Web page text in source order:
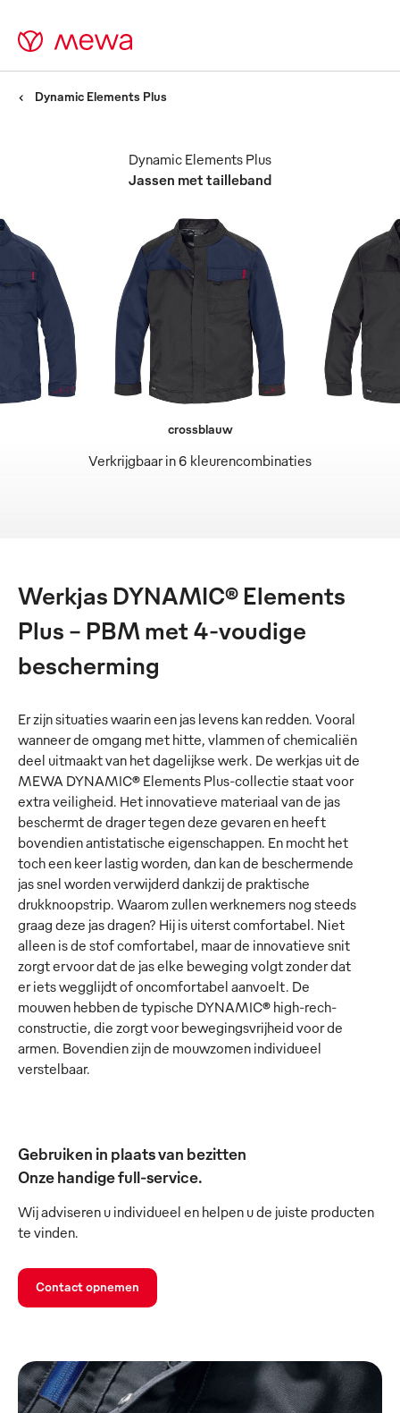
Dynamic Elements Plus
Jassen met tailleband
Dynamic Elements Plus
Verkrijgbaar in 6 kleurencombinaties
crossblauw
Werkjas DYNAMIC® Elements
Plus - PBM met 4-voudige
bescherming
Er zijn situaties waarin een jas levens kan redden. Vooral
wanneer de omgang met hitte, vlammen of chemicaliën
deel uitmaakt van het dagelijkse werk. De werkjas uit de
MEWA DYNAMIC® Elements Plus-collectie staat voor
extra veiligheid. Het innovatieve materiaal van de jas
beschermt de drager tegen deze gevaren en heeft
bovendien antistatische eigenschappen. En mocht het
toch een keer lastig worden, dan kan de beschermende
jas snel worden verwijderd dankzij de praktische
drukknoopstrip. Waarom zullen werknemers nog steeds
graag deze jas dragen? Hij is uiterst comfortabel. Niet
alleen is de stof comfortabel, maar de innovatieve snit
zorgt ervoor dat de jas elke beweging volgt zonder dat
er iets wegglijdt of oncomfortabel aanvoelt. De
mouwen hebben de typische DYNAMIC® high-rech-
constructie, die zorgt voor bewegingsvrijheid voor de
armen. Bovendien zijn de mouwzomen individueel
verstelbaar.
Gebruiken in plaats van bezitten
Onze handige full-service.
Wij adviseren u individueel en helpen u de juiste producten
te vinden.
Contact opnemen